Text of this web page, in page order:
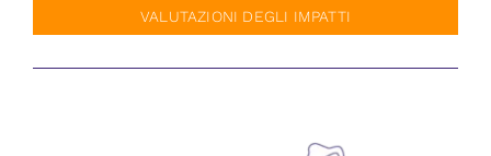
VALUTAZIONI DEGLI IMPATTI